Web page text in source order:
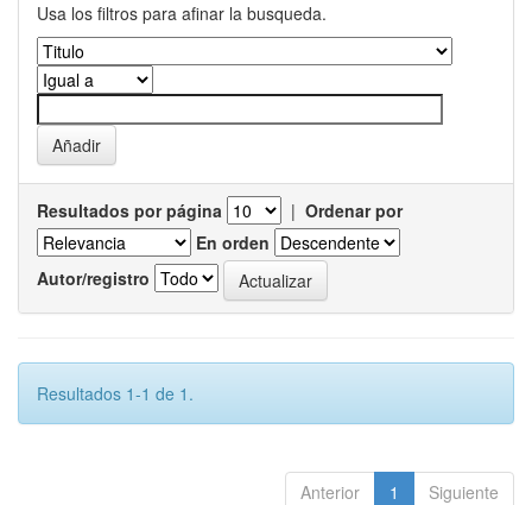
Usa los filtros para afinar la busqueda.
Resultados por página | Ordenar por
En orden
Autor/registro
Resultados 1-1 de 1.
Anterior 1 Siguiente